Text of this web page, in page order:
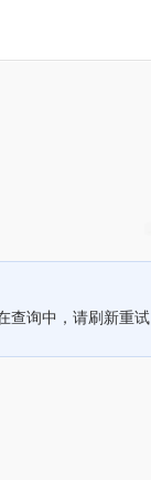
查询中，请刷新重试